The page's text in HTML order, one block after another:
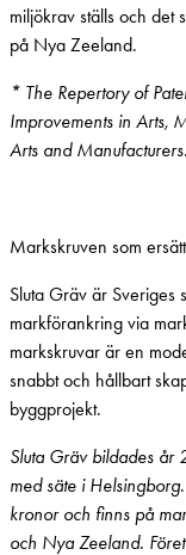
miljökrav ställs och det
på Nya Zeeland.
* The Repertory of
Improvements in Arts,
Arts and
Markskruven som
Sluta Gräv är Sveriges
markförankring via
markskruvar är en
snabbt och hållbart
byggprojekt.
Sluta Gräv bildades år
med säte i
kronor och finns på
och Nya Zeeland.